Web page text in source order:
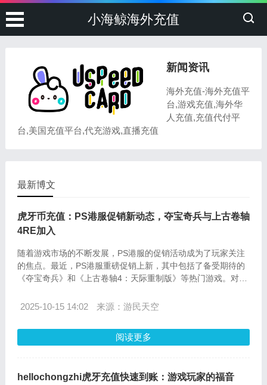
小海鲸海外充值
新闻资讯
海外充值-海外充值平
台,游戏充值,海外华
人充值,充值代付平
台,美国充值平台,代充游戏,直播充值
最新博文
虎牙币充值：PS港服促销新动态，夺宝奇兵与上古卷轴
4RE加入
随着游戏市场的不断发展，PS港服的促销活动成为了玩家关注
的焦点。最近，PS港服重磅促销上新，其中包括了备受期待的
《夺宝奇兵》和《上古卷轴4：天际重制版》等热门游戏。对于
受游戏的同时，通过虎牙币充值获得更多的优惠和便利。
2025-10-15 14:02 来源：游民天空
阅读更多
hellochongzhi虎牙充值快速到账：游戏玩家的福音